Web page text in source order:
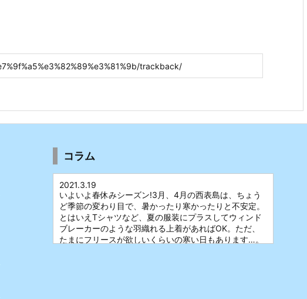
コラム
2021.3.19
いよいよ春休みシーズン!3月、4月の西表島は、ちょう
ど季節の変わり目で、暑かったり寒かったりと不安定。
とはいえTシャツなど、夏の服装にプラスしてウィンド
ブレーカーのような羽織れる上着があればOK。ただ、
たまにフリースが欲しいくらいの寒い日もあります…。